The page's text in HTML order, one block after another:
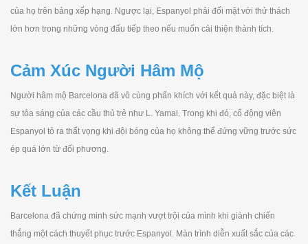
của họ trên bảng xếp hạng. Ngược lại, Espanyol phải đối mặt với thử thách
lớn hơn trong những vòng đấu tiếp theo nếu muốn cải thiện thành tích.
Cảm Xúc Người Hâm Mộ
Người hâm mộ Barcelona đã vô cùng phấn khích với kết quả này, đặc biệt là
sự tỏa sáng của các cầu thủ trẻ như L. Yamal. Trong khi đó, cổ động viên
Espanyol tỏ ra thất vọng khi đội bóng của họ không thể đứng vững trước sức
ép quá lớn từ đối phương.
Kết Luận
Barcelona đã chứng minh sức mạnh vượt trội của mình khi giành chiến
thắng một cách thuyết phục trước Espanyol. Màn trình diễn xuất sắc của các